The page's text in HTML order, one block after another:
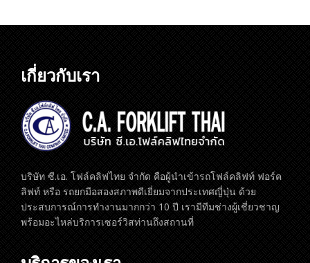
เกี่ยวกับเรา
บริษัท ซี.เอ. โฟล์คลิฟไทย จำกัด คือผู้นำเข้ารถโฟล์คลิฟท์ ฟอร์ค
ลิฟท์ หรือ รถยกมือสองสภาพดีเยี่ยมจากประเทศญี่ปุ่น ด้วย
ประสบการณ์การทำงานมากกว่า 10 ปี เรามีทีมช่างผู้เชี่ยวชาญ
พร้อมอะไหล่บริการเซอร์วิสท่านถึงสถานที่